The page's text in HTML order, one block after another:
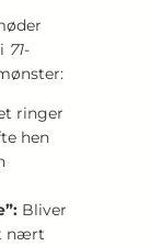
71-
ringer
hen
Bliver
nært